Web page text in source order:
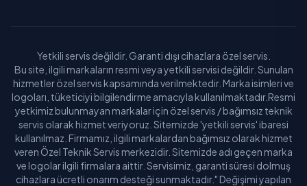
Yetkili servis değildir. Garanti dışı cihazlara özel servis.
Bu site, ilgili markaların resmi veya yetkili servisi değildir. Sunulan
hizmetler özel servis kapsamında verilmektedir. Marka isimleri ve
logoları, tüketiciyi bilgilendirme amacıyla kullanılmaktadır.Resmi
yetkimiz bulunmayan markalar için özel servis / bağımsız teknik
servis olarak hizmet veriyoruz. Sitemizde 'yetkili servis' ibaresi
kullanılmaz. Firmamız, ilgili markalardan bağımsız olarak hizmet
veren Özel Teknik Servis merkezidir. Sitemizde adı geçen marka
ve logolar ilgili firmalara aittir. Servisimiz, garanti süresi dolmuş
cihazlara ücretli onarım desteği sunmaktadır." Değişimi yapılan